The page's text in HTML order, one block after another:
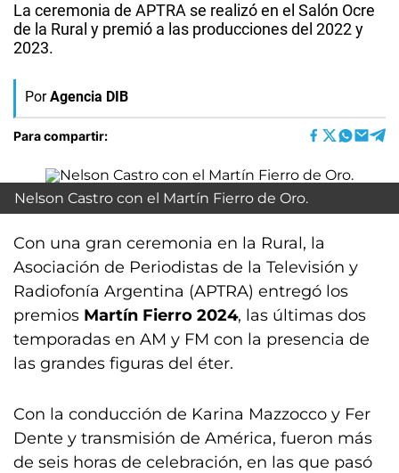
La ceremonia de APTRA se realizó en el Salón Ocre
de la Rural y premió a las producciones del 2022 y
2023.
Por Agencia DIB
Para compartir:
Nelson Castro con el Martín Fierro de Oro.
Con una gran ceremonia en la Rural, la
Asociación de Periodistas de la Televisión y
Radiofonía Argentina (APTRA) entregó los
premios Martín Fierro 2024, las últimas dos
temporadas en AM y FM con la presencia de
las grandes figuras del éter.
Con la conducción de Karina Mazzocco y Fer
Dente y transmisión de América, fueron más
de seis horas de celebración, en las que pasó